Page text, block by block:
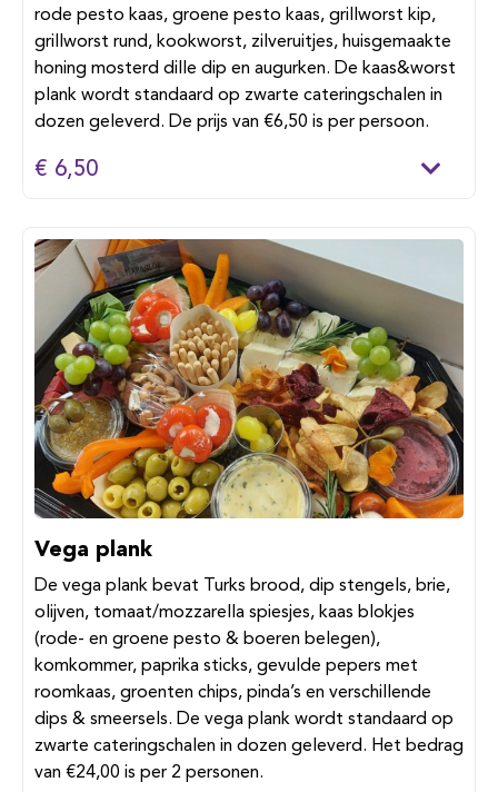
rode pesto kaas, groene pesto kaas, grillworst kip,
grillworst rund, kookworst, zilveruitjes, huisgemaakte
honing mosterd dille dip en augurken. De kaas&worst
plank wordt standaard op zwarte cateringschalen in
dozen geleverd. De prijs van €6,50 is per persoon.
€ 6,50
Vega plank
De vega plank bevat Turks brood, dip stengels, brie,
olijven, tomaat/mozzarella spiesjes, kaas blokjes
(rode- en groene pesto & boeren belegen),
komkommer, paprika sticks, gevulde pepers met
roomkaas, groenten chips, pinda’s en verschillende
dips & smeersels. De vega plank wordt standaard op
zwarte cateringschalen in dozen geleverd. Het bedrag
van €24,00 is per 2 personen.